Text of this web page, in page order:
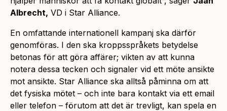
Albrecht, VD i Star Alliance.
En omfattande internationell kampanj ska därför
genomföras. I den ska kroppsspråkets betydelse
betonas för att göra affärer; vikten av att kunna
notera dessa tecken och signaler vid ett möte ansikte
mot ansikte. Star Alliance ska alltså påminna om att
det fysiska mötet – och inte bara kontakt via ett email
eller telefon – förutom att det är trevligt, kan spela en